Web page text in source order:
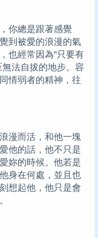
你總是跟著感覺
到被愛的浪漫的氣
也經常因為“只要有
法自拔的地步。容
情弱者的精神，往
漫而活，和他一塊
他的話，他不只是
妳的時候。他若是
身在何處，並且也
想起他，他只是會